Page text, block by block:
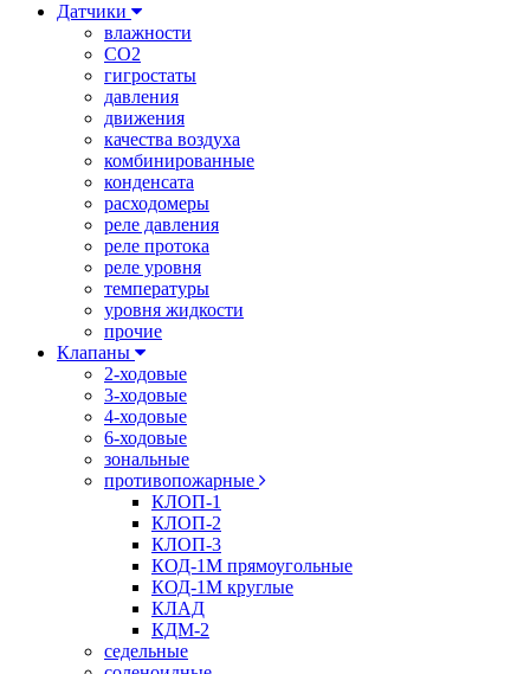
Датчики
влажности
CO2
гигростаты
давления
движения
качества воздуха
комбинированные
конденсата
расходомеры
реле давления
реле протока
реле уровня
температуры
уровня жидкости
прочие
Клапаны
2-ходовые
3-ходовые
4-ходовые
6-ходовые
зональные
противопожарные
КЛОП-1
КЛОП-2
КЛОП-3
КОД-1М прямоугольные
КОД-1М круглые
КЛАД
КДМ-2
седельные